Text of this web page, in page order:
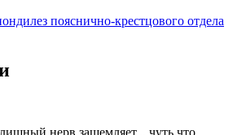
пояснично-крестцового отдела